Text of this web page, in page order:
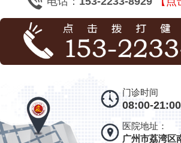
门诊时间
08:00-21:00
医院地址：
广州市荔湾区